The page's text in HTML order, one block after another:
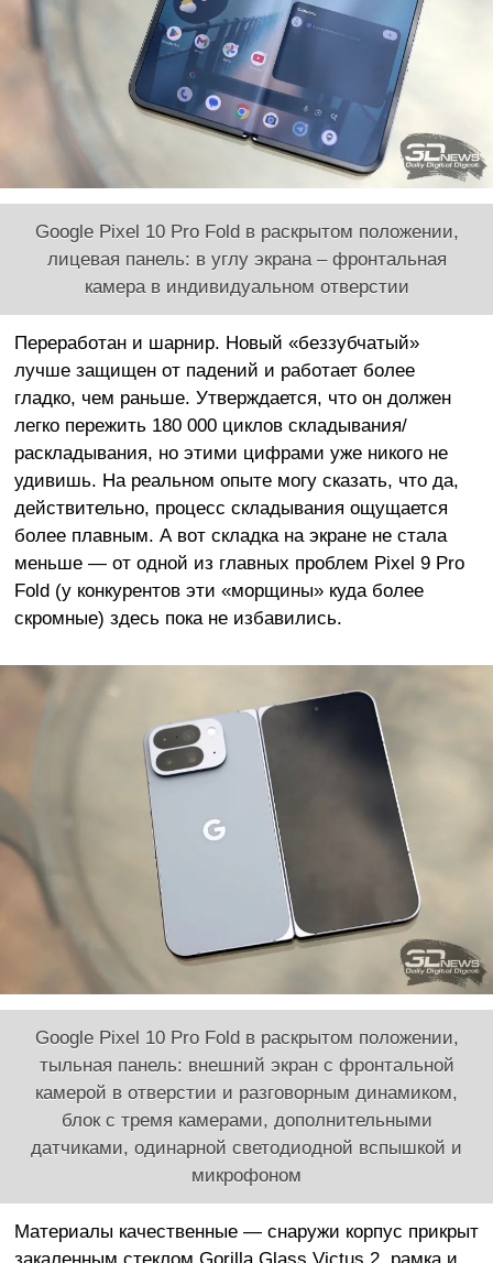
Google Pixel 10 Pro Fold в раскрытом положении,
лицевая панель: в углу экрана – фронтальная
камера в индивидуальном отверстии
Переработан и шарнир. Новый «беззубчатый»
лучше защищен от падений и работает более
гладко, чем раньше. Утверждается, что он должен
легко пережить 180 000 циклов складывания/
раскладывания, но этими цифрами уже никого не
удивишь. На реальном опыте могу сказать, что да,
действительно, процесс складывания ощущается
более плавным. А вот складка на экране не стала
меньше — от одной из главных проблем Pixel 9 Pro
Fold (у конкурентов эти «морщины» куда более
скромные) здесь пока не избавились.
Google Pixel 10 Pro Fold в раскрытом положении,
тыльная панель: внешний экран с фронтальной
камерой в отверстии и разговорным динамиком,
блок с тремя камерами, дополнительными
датчиками, одинарной светодиодной вспышкой и
микрофоном
Материалы качественные — снаружи корпус прикрыт